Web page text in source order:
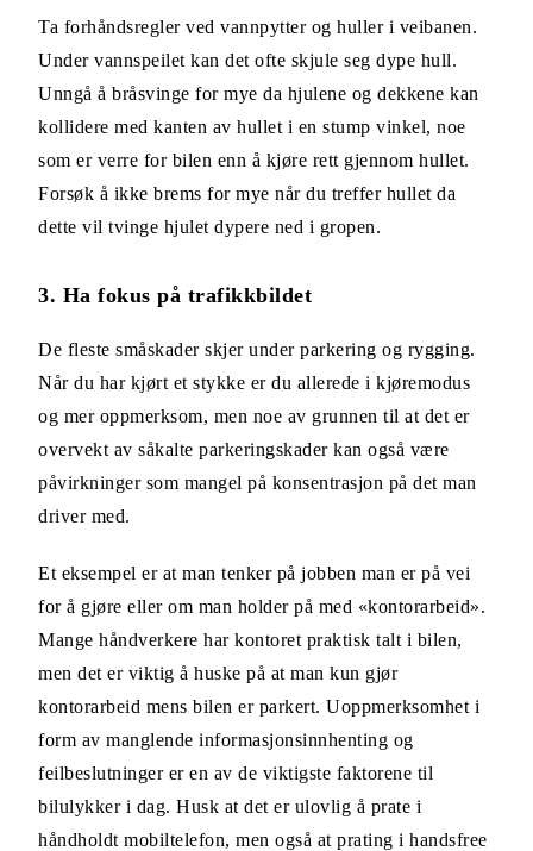
Ta forhåndsregler ved vannpytter og huller i veibanen.
Under vannspeilet kan det ofte skjule seg dype hull.
Unngå å bråsvinge for mye da hjulene og dekkene kan
kollidere med kanten av hullet i en stump vinkel, noe
som er verre for bilen enn å kjøre rett gjennom hullet.
Forsøk å ikke brems for mye når du treffer hullet da
dette vil tvinge hjulet dypere ned i gropen.
3. Ha fokus på trafikkbildet
De fleste småskader skjer under parkering og rygging.
Når du har kjørt et stykke er du allerede i kjøremodus
og mer oppmerksom, men noe av grunnen til at det er
overvekt av såkalte parkeringskader kan også være
påvirkninger som mangel på konsentrasjon på det man
driver med.
Et eksempel er at man tenker på jobben man er på vei
for å gjøre eller om man holder på med «kontorarbeid».
Mange håndverkere har kontoret praktisk talt i bilen,
men det er viktig å huske på at man kun gjør
kontorarbeid mens bilen er parkert. Uoppmerksomhet i
form av manglende informasjonsinnhenting og
feilbeslutninger er en av de viktigste faktorene til
bilulykker i dag. Husk at det er ulovlig å prate i
håndholdt mobiltelefon, men også at prating i handsfree